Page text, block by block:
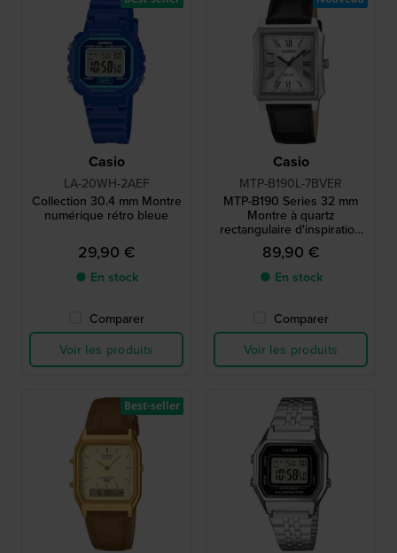
Casio
LA-20WH-2AEF
Collection 30.4 mm Montre
numérique rétro bleue
29,90 €
● En stock
Comparer
Voir les produits
Casio
MTP-B190L-7BVER
MTP-B190 Series 32 mm
Montre à quartz
rectangulaire d'inspiration
vintage avec index romains
89,90 €
● En stock
Comparer
Voir les produits
Best-seller